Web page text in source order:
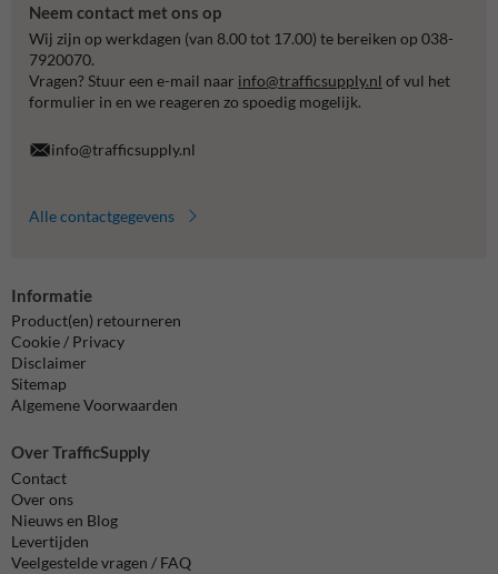
Neem contact met ons op
Wij zijn op werkdagen (van 8.00 tot 17.00) te bereiken op 038-
7920070.
Vragen? Stuur een e-mail naar info@trafficsupply.nl of vul het
formulier in en we reageren zo spoedig mogelijk.
info@trafficsupply.nl
Alle contactgegevens
Informatie
Product(en) retourneren
Cookie / Privacy
Disclaimer
Sitemap
Algemene Voorwaarden
Over TrafficSupply
Contact
Over ons
Nieuws en Blog
Levertijden
Veelgestelde vragen / FAQ